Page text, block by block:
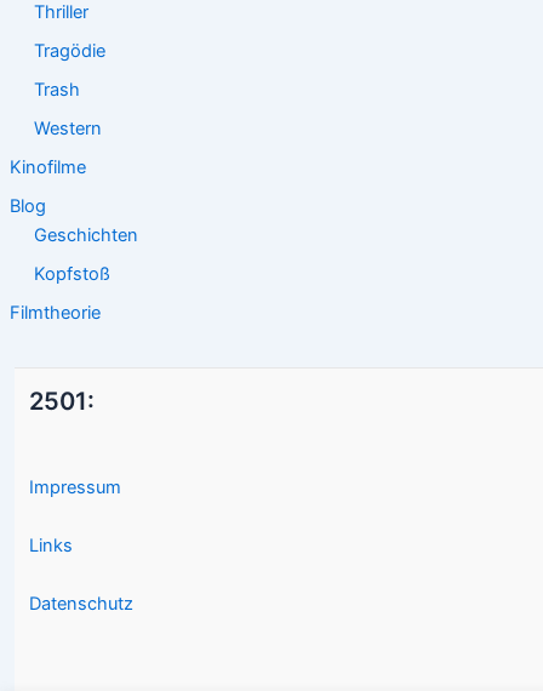
Thriller
Tragödie
Trash
Western
Kinofilme
Blog
Geschichten
Kopfstoß
Filmtheorie
2501:
Impressum
Links
Datenschutz